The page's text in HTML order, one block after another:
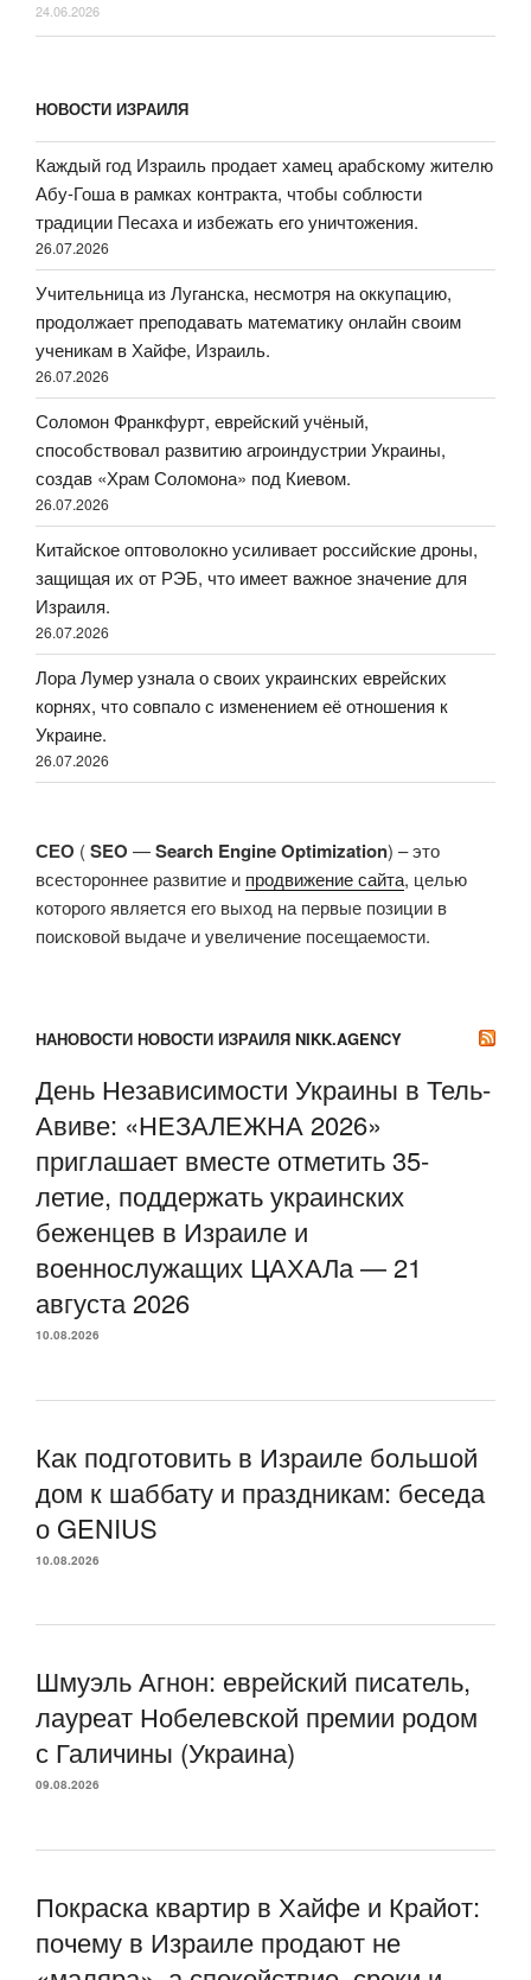
24.06.2026
НОВОСТИ ИЗРАИЛЯ
Каждый год Израиль продает хамец арабскому жителю
Абу-Гоша в рамках контракта, чтобы соблюсти
традиции Песаха и избежать его уничтожения.
26.07.2026
Учительница из Луганска, несмотря на оккупацию,
продолжает преподавать математику онлайн своим
ученикам в Хайфе, Израиль.
26.07.2026
Соломон Франкфурт, еврейский учёный,
способствовал развитию агроиндустрии Украины,
создав «Храм Соломона» под Киевом.
26.07.2026
Китайское оптоволокно усиливает российские дроны,
защищая их от РЭБ, что имеет важное значение для
Израиля.
26.07.2026
Лора Лумер узнала о своих украинских еврейских
корнях, что совпало с изменением её отношения к
Украине.
26.07.2026
СЕО (SEO —Search Engine Optimization) – это
всестороннее развитие и продвижение сайта, целью
которого является его выход на первые позиции в
поисковой выдаче и увеличение посещаемости.
НАНОВОСТИ НОВОСТИ ИЗРАИЛЯ NIKK.AGENCY
День Независимости Украины в Тель-
Авиве: «НЕЗАЛЕЖНА 2026»
приглашает вместе отметить 35-
летие, поддержать украинских
беженцев в Израиле и
военнослужащих ЦАХАЛа — 21
августа 2026
10.08.2026
Как подготовить в Израиле большой
дом к шаббату и праздникам: беседа
о GENIUS
10.08.2026
Шмуэль Агнон: еврейский писатель,
лауреат Нобелевской премии родом
с Галичины (Украина)
09.08.2026
Покраска квартир в Хайфе и Крайот:
почему в Израиле продают не